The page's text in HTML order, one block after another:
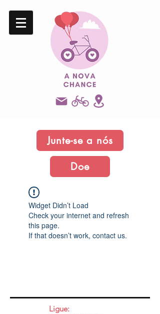
Junte-se a nós
Doe
Widget Didn’t Load
Check your internet and refresh
this page.
If that doesn’t work, contact us.
Ligue: